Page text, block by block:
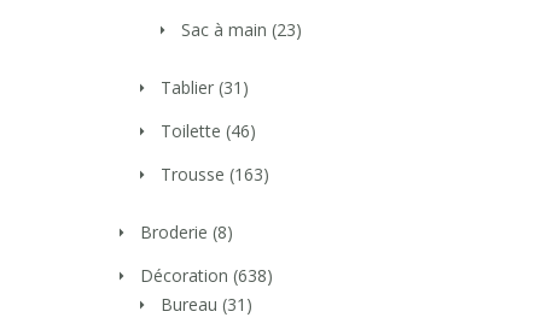
Sac à main (23)
Tablier (31)
Toilette (46)
Trousse (163)
Broderie (8)
Décoration (638)
Bureau (31)